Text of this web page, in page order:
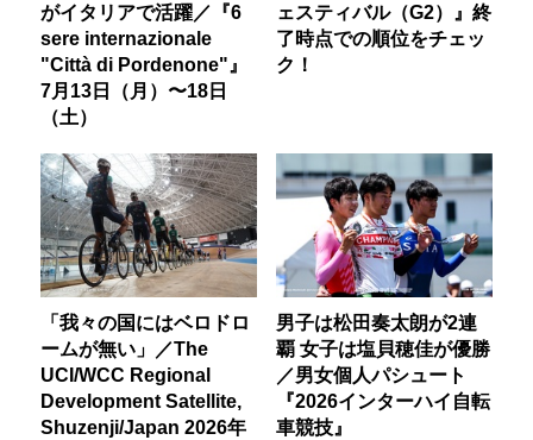
がイタリアで活躍／『6
sere internazionale
"Città di Pordenone"』
7月13日（月）〜18日
（土）
ェスティバル（G2）』終
了時点での順位をチェッ
ク！
「我々の国にはベロドロ
ームが無い」／The
UCI/WCC Regional
Development Satellite,
Shuzenji/Japan 2026年
男子は松田奏太朗が2連
覇 女子は塩貝穂佳が優勝
／男女個人パシュート
『2026インターハイ自転
車競技』